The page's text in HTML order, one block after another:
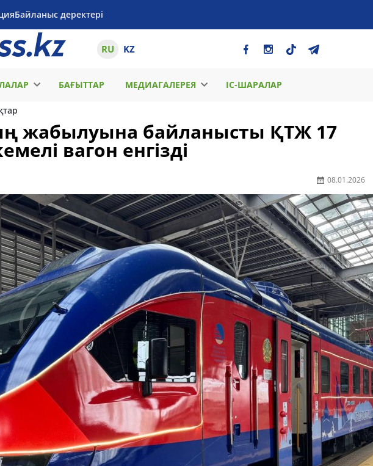
Байланыс деректері
RU KZ
БАҒЫТТАР МЕДИАГАЛЕРЕЯ ІС-ШАРАЛАР
жабылуына байланысты ҚТЖ 17
вагон енгізді
08.01.2026